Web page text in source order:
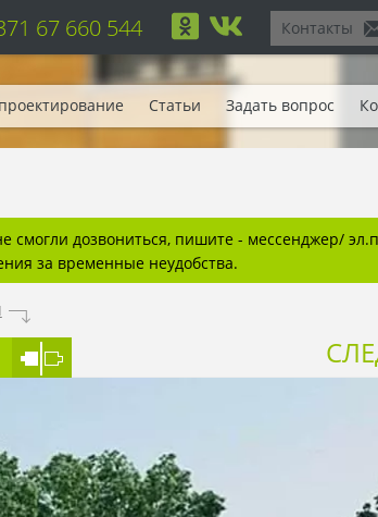
Контакты
67 660 544
Статьи Задать вопрос
дозвониться, пишите - мессенджер/
за временные неудобства.
.